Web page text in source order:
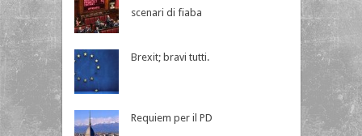
scenari di fiaba
Brexit; bravi tutti.
Requiem per il PD